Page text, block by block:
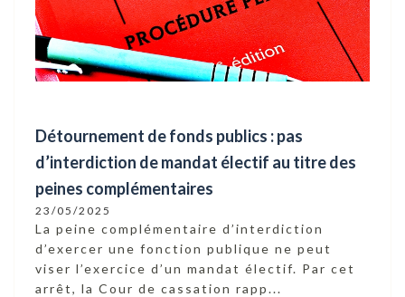
Détournement de fonds publics : pas
d’interdiction de mandat électif au titre des
peines complémentaires
23/05/2025
La peine complémentaire d’interdiction
d’exercer une fonction publique ne peut
viser l’exercice d’un mandat électif. Par cet
arrêt, la Cour de cassation rapp...